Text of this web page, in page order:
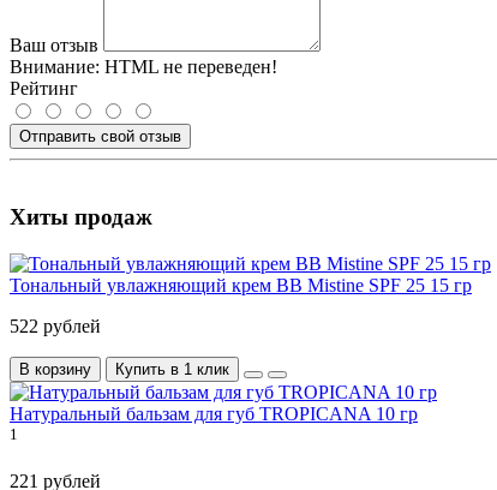
Ваш отзыв
Внимание: HTML не переведен!
Рейтинг
Отправить свой отзыв
Хиты продаж
Тональный увлажняющий крем BB Mistine SPF 25 15 гр
522 рублей
В корзину Купить в 1 клик
Натуральный бальзам для губ TROPICANA 10 гр
1
221 рублей